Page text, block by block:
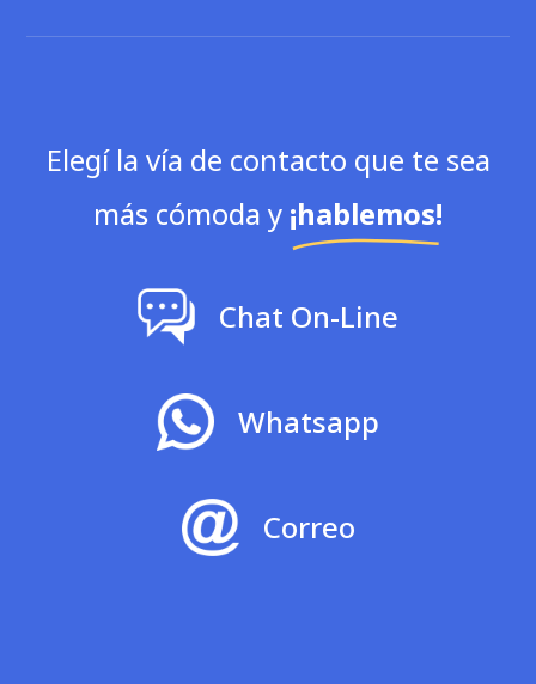
Elegí la vía de contacto que te sea
más cómoda y ¡hablemos!
Chat On-Line
Whatsapp
Correo